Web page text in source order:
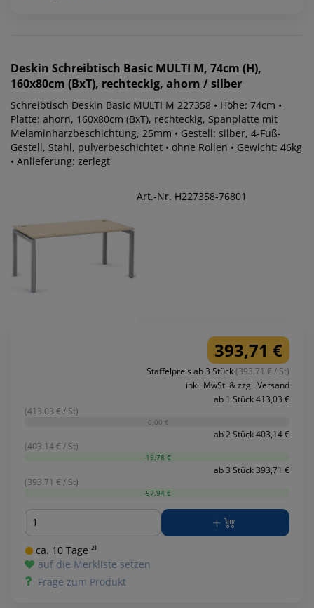
Deskin Schreibtisch Basic MULTI M, 74cm (H),
160x80cm (BxT), rechteckig, ahorn / silber
Schreibtisch Deskin Basic MULTI M 227358 • Höhe: 74cm •
Platte: ahorn, 160x80cm (BxT), rechteckig, Spanplatte mit
Melaminharzbeschichtung, 25mm • Gestell: silber, 4-Fuß-
Gestell, Stahl, pulverbeschichtet • ohne Rollen • Gewicht: 46kg
• Anlieferung: zerlegt
Art.-Nr. H227358-76801
393,71 €
Staffelpreis ab 3 Stück(393.71 € / St)
inkl. MwSt. & zzgl. Versand
ab 1 Stück 413,03 €
(413.03 € / St)
-0,00 €
ab 2 Stück 403,14 €
(403.14 € / St)
-19,78 €
ab 3 Stück 393,71 €
(393.71 € / St)
-57,94 €
Menge
ca. 10 Tage ²⁾
auf die Merkliste setzen
Frage zum Produkt